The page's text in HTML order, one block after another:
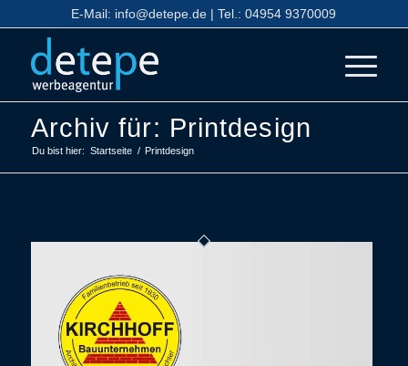
E-Mail: info@detepe.de | Tel.:04954 9370009
Archiv für: Printdesign
Du bist hier: Startseite / Printdesign